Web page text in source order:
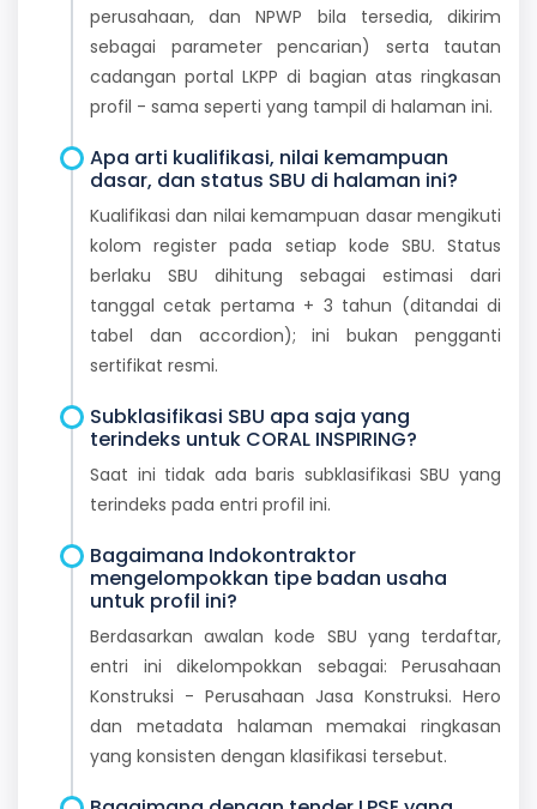
perusahaan, dan NPWP bila tersedia, dikirim
sebagai parameter pencarian) serta tautan
cadangan portal LKPP di bagian atas ringkasan
profil - sama seperti yang tampil di halaman ini.
Apa arti kualifikasi, nilai kemampuan
dasar, dan status SBU di halaman ini?
Kualifikasi dan nilai kemampuan dasar mengikuti
kolom register pada setiap kode SBU. Status
berlaku SBU dihitung sebagai estimasi dari
tanggal cetak pertama + 3 tahun (ditandai di
tabel dan accordion); ini bukan pengganti
sertifikat resmi.
Subklasifikasi SBU apa saja yang
terindeks untuk CORAL INSPIRING?
Saat ini tidak ada baris subklasifikasi SBU yang
terindeks pada entri profil ini.
Bagaimana Indokontraktor
mengelompokkan tipe badan usaha
untuk profil ini?
Berdasarkan awalan kode SBU yang terdaftar,
entri ini dikelompokkan sebagai: Perusahaan
Konstruksi - Perusahaan Jasa Konstruksi. Hero
dan metadata halaman memakai ringkasan
yang konsisten dengan klasifikasi tersebut.